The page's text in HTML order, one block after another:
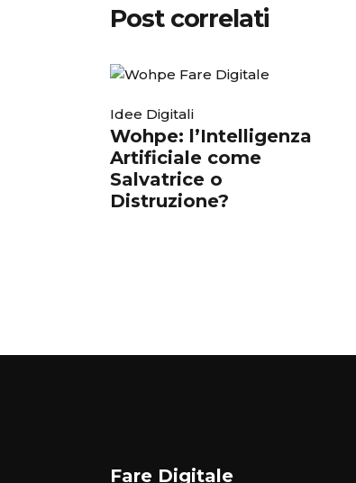
Post correlati
Idee Digitali
Wohpe: l’Intelligenza
Artificiale come
Salvatrice o
Distruzione?
Fare Digitale